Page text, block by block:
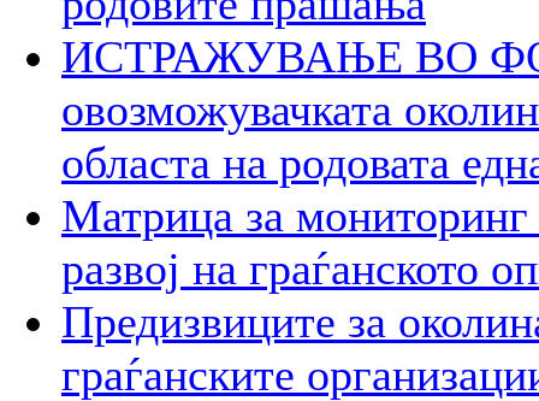
ИСТРАЖУВАЊЕ ВО
овозможувачката
областа на родовата
Матрица за мониторинг
развој на граѓанското
Предизвиците за
граѓанските